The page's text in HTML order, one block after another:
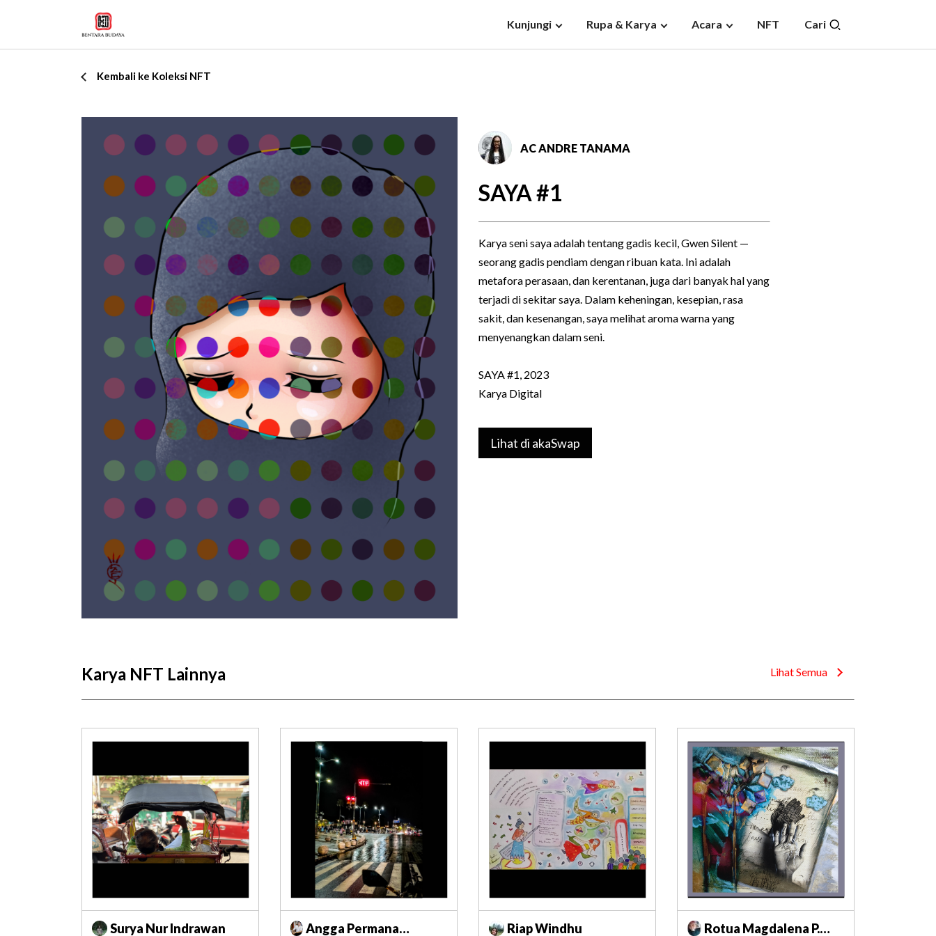
Kunjungi Rupa & Karya Acara NFT Cari
Kembali ke Koleksi NFT
AC ANDRE TANAMA
SAYA #1
Karya seni saya adalah tentang gadis kecil, Gwen Silent —
seorang gadis pendiam dengan ribuan kata. Ini adalah
metafora perasaan, dan kerentanan, juga dari banyak hal yang
terjadi di sekitar saya. Dalam keheningan, kesepian, rasa
sakit, dan kesenangan, saya melihat aroma warna yang
menyenangkan dalam seni.
SAYA #1, 2023
Karya Digital
Lihat di akaSwap
Karya NFT Lainnya Lihat Semua
Surya Nur Indrawan
Angga Permana
Riap Windhu
Rotua Magdalena P.